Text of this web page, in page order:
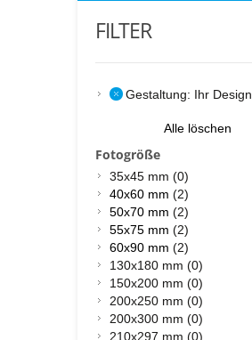
FILTER
Gestaltung: Ihr Design
Alle löschen
Fotogröße
35x45 mm (0)
40x60 mm (2)
50x70 mm (2)
55x75 mm (2)
60x90 mm (2)
130x180 mm (0)
150x200 mm (0)
200x250 mm (0)
200x300 mm (0)
210x297 mm (0)